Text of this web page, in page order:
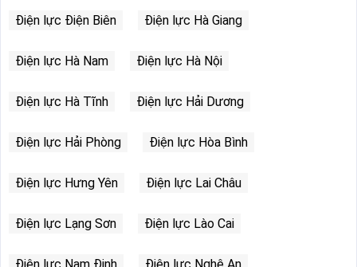
Điện lực Điện Biên Điện lực Hà Giang
Điện lực Hà Nam Điện lực Hà Nội
Điện lực Hà Tĩnh Điện lực Hải Dương
Điện lực Hải Phòng Điện lực Hòa Bình
Điện lực Hưng Yên Điện lực Lai Châu
Điện lực Lạng Sơn Điện lực Lào Cai